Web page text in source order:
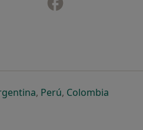
karcie
w nowej karcie
się w nowej karcie
otwiera się w nowej
, Perúotwiera się w
, Colombiaotwiera